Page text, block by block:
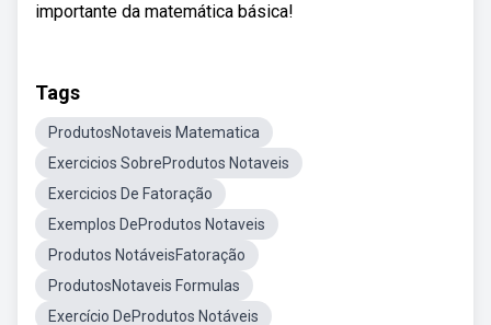
importante da matemática básica!
Tags
ProdutosNotaveis Matematica
Exercicios SobreProdutos Notaveis
Exercicios De Fatoração
Exemplos DeProdutos Notaveis
Produtos NotáveisFatoração
ProdutosNotaveis Formulas
Exercício DeProdutos Notáveis